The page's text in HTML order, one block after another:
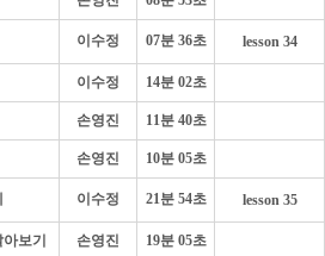
이수정 07분 36초 lesson 34
이수정 14분 02초
손영진 11분 40초
손영진 10분 05초
이수정 21분 54초 lesson 35
보기 손영진 19분 05초